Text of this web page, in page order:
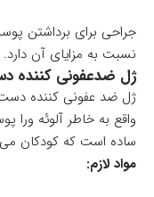
جراحی برای برداشتن
نسبت به مزایای آن دارد.
ژل ضدعفونی کننده
ژل ضد عفونی کننده
واقع به خاطر آلوئه
ساده است که کودکان می
مواد لازم: